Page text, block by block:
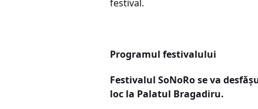
festival.
Programul festivalului
Festivalul SoNoRo se va
loc la Palatul Bragadiru.